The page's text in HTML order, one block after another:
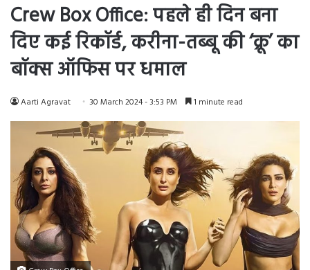
Crew Box Office: पहले ही दिन बना
दिए कई रिकॉर्ड, करीना-तब्बू की ‘क्रू’ का
बॉक्स ऑफिस पर धमाल
Aarti Agravat 30 March 2024 - 3:53 PM 1 minute read